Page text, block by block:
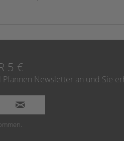
5 €
Newsletter an und Sie